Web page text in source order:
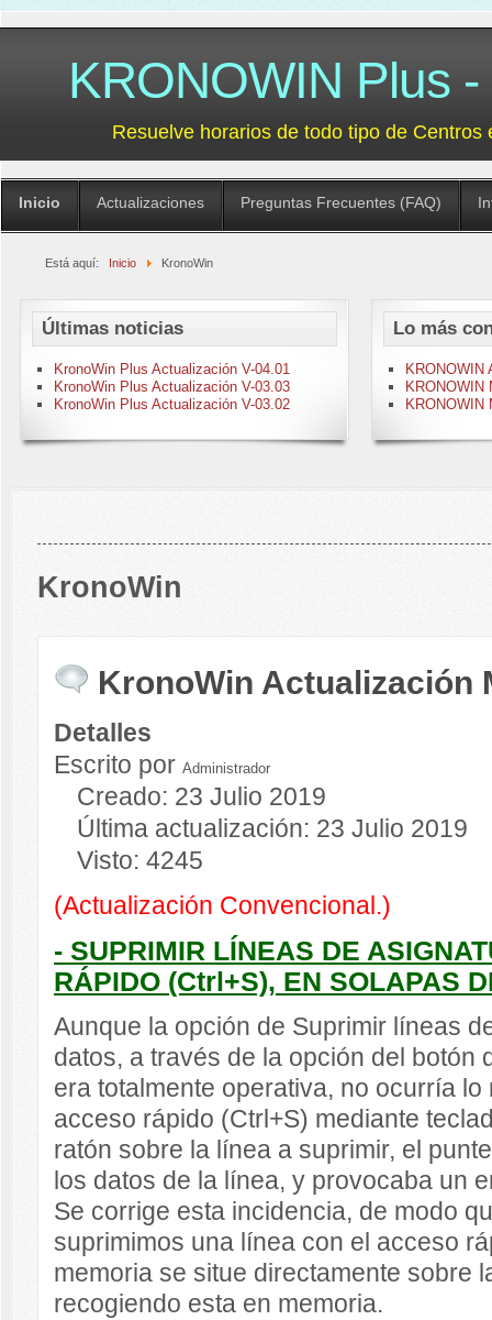
KRONOWIN Plus
Resuelve horarios de todo tipo de Centros
Inicio Actualizaciones Preguntas Frecuentes (FAQ)
Está aquí: Inicio KronoWin
Últimas noticias
KronoWin Plus Actualización V-04.01
KronoWin Plus Actualización V-03.03
KronoWin Plus Actualización V-03.02
Lo más
KRONOWIN
KRONOWIN
KRONOWIN
KronoWin
KronoWin Actualización
Detalles
Escrito porAdministrador
Creado: 23 Julio 2019
Última actualización: 23 Julio 2019
Visto: 4245
(Actualización Convencional.)
- SUPRIMIR LÍNEAS DE
RÁPIDO (Ctrl+S), EN SOLAPAS
Aunque la opción de Suprimir líneas
datos, a través de la opción del botón
era totalmente operativa, no ocurría
acceso rápido (Ctrl+S) mediante
ratón sobre la línea a suprimir, el
los datos de la línea, y provocaba un
Se corrige esta incidencia, de modo
suprimimos una línea con el acceso
memoria se situe directamente sobre
recogiendo esta en memoria.